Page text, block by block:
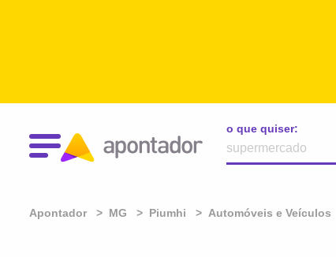
o que quiser:
Apontador MG Piumhi Automóveis e Veículos